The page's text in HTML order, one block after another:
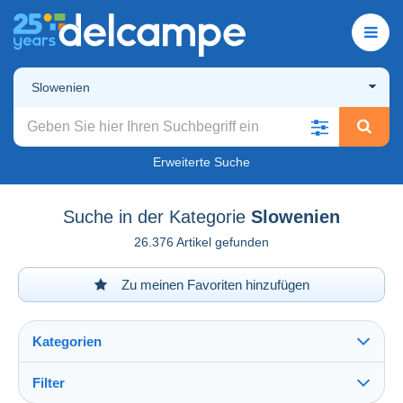
Slowenien
Erweiterte Suche
Suche in der Kategorie Slowenien
26.376 Artikel gefunden
Zu meinen Favoriten hinzufügen
Kategorien
Filter